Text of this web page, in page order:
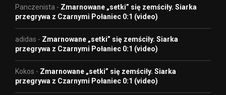
Panczenista - Zmarnowane „setki” się zemściły. Siarka
przegrywa z Czarnymi Połaniec 0:1 (video)
adidas - Zmarnowane „setki” się zemściły. Siarka
przegrywa z Czarnymi Połaniec 0:1 (video)
Kokos - Zmarnowane „setki” się zemściły. Siarka
przegrywa z Czarnymi Połaniec 0:1 (video)